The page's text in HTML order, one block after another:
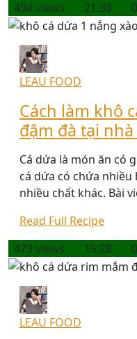
494 views 21:39
LEAU FOOD
Cách làm khô
đậm đà tại
Cá dứa là món ăn có
cá dứa có chứa nhiều
nhiều chất khác. Bài
Read Full Recipe
473 views
15:28
LEAU FOOD